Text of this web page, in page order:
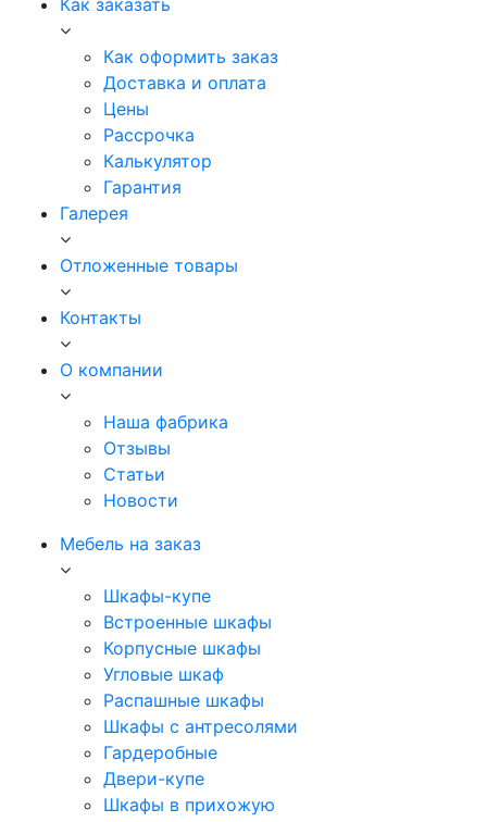
Как оформить заказ
Доставка и оплата
Цены
Рассрочка
Калькулятор
Гарантия
Галерея
Отложенные товары
Контакты
О компании
Наша фабрика
Отзывы
Статьи
Новости
Мебель на заказ
Шкафы-купе
Встроенные шкафы
Корпусные шкафы
Угловые шкаф
Распашные шкафы
Шкафы с антресолями
Гардеробные
Двери-купе
Шкафы в прихожую